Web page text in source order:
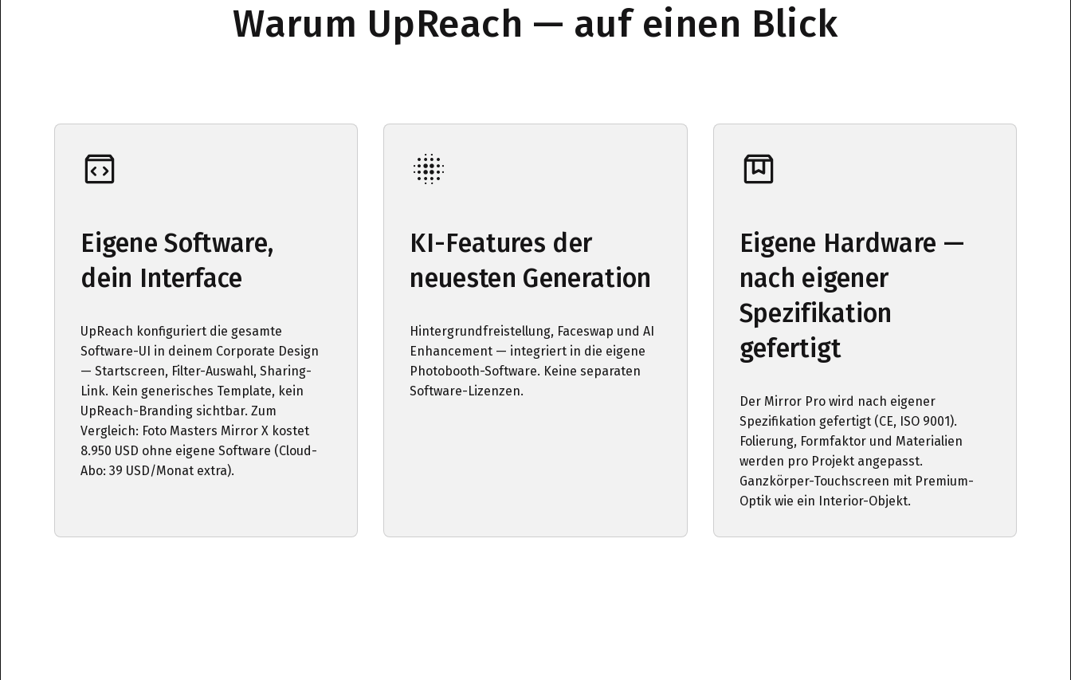
Warum UpReach — auf einen Blick
Eigene Software,
dein Interface
UpReach konfiguriert die gesamte
Software-UI in deinem Corporate Design
— Startscreen, Filter-Auswahl, Sharing-
Link. Kein generisches Template, kein
UpReach-Branding sichtbar. Zum
Vergleich: Foto Masters Mirror X kostet
8.950 USD ohne eigene Software (Cloud-
Abo: 39 USD/Monat extra).
KI-Features der
neuesten Generation
Hintergrundfreistellung, Faceswap und AI
Enhancement — integriert in die eigene
Photobooth-Software. Keine separaten
Software-Lizenzen.
Eigene Hardware —
nach eigener
Spezifikation
gefertigt
Der Mirror Pro wird nach eigener
Spezifikation gefertigt (CE, ISO 9001).
Folierung, Formfaktor und Materialien
werden pro Projekt angepasst.
Ganzkörper-Touchscreen mit Premium-
Optik wie ein Interior-Objekt.